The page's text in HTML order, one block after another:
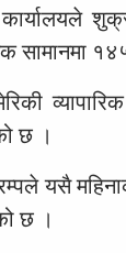
सामानमा
छ ।
यसै
छ ।